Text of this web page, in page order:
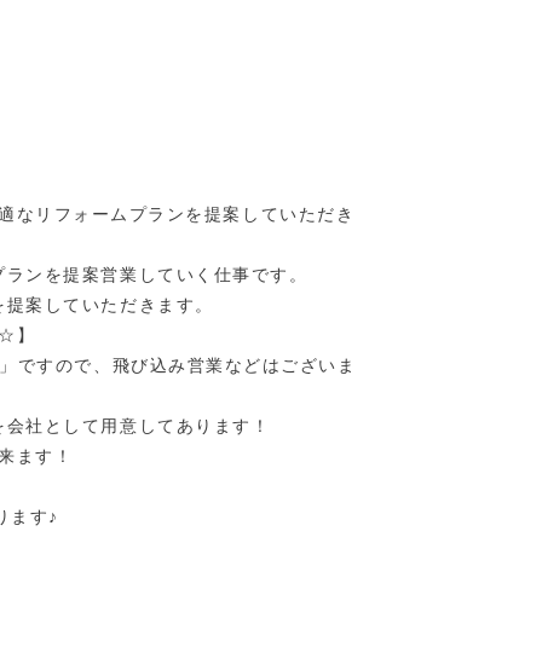
なリフォームプランを提案していただき
ンを提案営業していく仕事です。
案していただきます。
】
すので、飛び込み営業などはございま
社として用意してあります！
ます！
ます♪